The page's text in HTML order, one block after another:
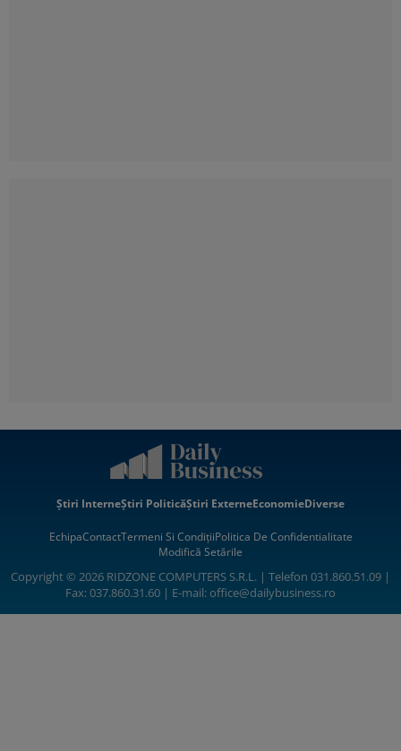
Știri InterneȘtiri PoliticăȘtiri ExterneEconomieDiverse
EchipaContactTermeni Si CondițiiPolitica De Confidentialitate
Modifică Setările
Copyright © 2026 RIDZONE COMPUTERS S.R.L. | Telefon 031.860.51.09 |
Fax: 037.860.31.60 | E-mail:office@dailybusiness.ro